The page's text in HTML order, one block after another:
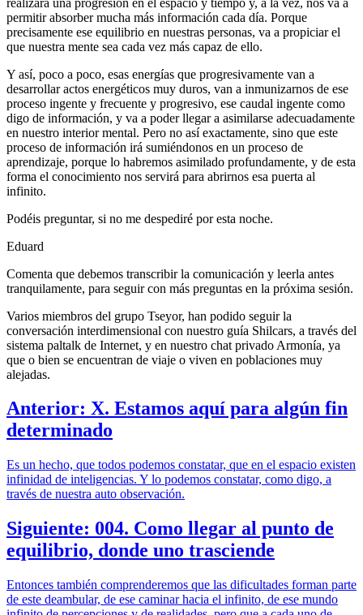
permitir absorber mucha más información cada día. Porque
precisamente ese equilibrio en nuestras personas, va a propiciar el
que nuestra mente sea cada vez más capaz de ello.
Y así, poco a poco, esas energías que progresivamente van a
desarrollar actos energéticos muy duros, van a inmunizarnos de ese
proceso ingente y frecuente y progresivo, ese caudal ingente como
digo de información, y va a poder llegar a asimilarse adecuadamente
en nuestro interior mental. Pero no así exactamente, sino que este
proceso de información irá sumiéndonos en un proceso de
aprendizaje, porque lo habremos asimilado profundamente, y de esta
forma el conocimiento nos servirá para abrirnos esa puerta al
infinito.
Podéis preguntar, si no me despediré por esta noche.
Eduard
Comenta que debemos transcribir la comunicación y leerla antes
tranquilamente, para seguir con más preguntas en la próxima sesión.
Varios miembros del grupo Tseyor, han podido seguir la
conversación interdimensional con nuestro guía Shilcars, a través del
sistema paltalk de Internet, y en nuestro chat privado Armonía, ya
que o bien se encuentran de viaje o viven en poblaciones muy
alejadas.
Anterior: X. Estamos aquí para algún fin
determinado
Es un hecho, que todos podemos constatar, que en el espacio existen
infinidad de inteligencias. Y lo podemos constatar, como digo, a
través de nuestra auto observación.
Siguiente: 004. Como llegar al punto de
equilibrio, donde uno trasciende
Entonces también comprenderemos que las dificultades forman parte
de este deambular, de ese caminar hacia el infinito, de ese mundo